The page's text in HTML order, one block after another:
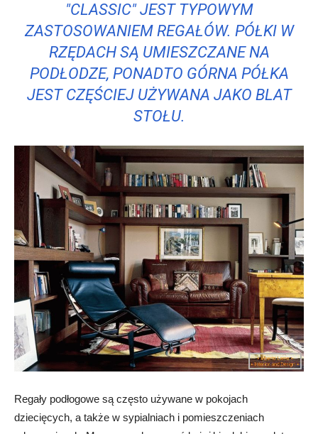
"CLASSIC" JEST TYPOWYM
ZASTOSOWANIEM REGAŁÓW. PÓŁKI W
RZĘDACH SĄ UMIESZCZANE NA
PODŁODZE, PONADTO GÓRNA PÓŁKA
JEST CZĘŚCIEJ UŻYWANA JAKO BLAT
STOŁU.
Regały podłogowe są często używane w pokojach
dziecięcych, a także w sypialniach i pomieszczeniach